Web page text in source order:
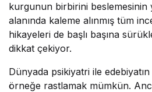
kurgunun birbirini beslemesinin
alanında kaleme alınmış tüm
hikayeleri de başlı başına
dikkat çekiyor.
Dünyada psikiyatri ile
örneğe rastlamak mümkün.